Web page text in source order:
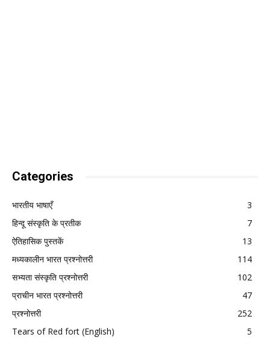
Categories
भारतीय भाषाएँ
3
हिन्दू संस्कृति के प्रतीक
7
ऐतिहासिक पुस्तकें
13
मध्यकालीन भारत प्रश्नोत्तरी
114
सभ्यता संस्कृति प्रश्नोत्तरी
102
प्राचीन भारत प्रश्नोत्तरी
47
प्रश्नोत्तरी
252
Tears of Red fort (English)
5